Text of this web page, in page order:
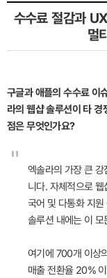
수수료 절감과
멀
구글과 애플의 수수료 이
라의 웹샵 솔루션이 타
점은 무엇인가요?
"
엑솔라의 가장 큰
니다. 자체적으로
국어 및 다통화 지
솔루션 내에는 이
여기에 700개 이상
매출 전환율 20%